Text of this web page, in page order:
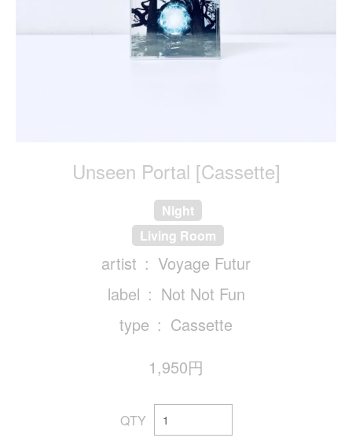
Unseen Portal [Cassette]
Night
Living Room
artist
Voyage Futur
label
Not Not Fun
type
Cassette
1,950円
QTY